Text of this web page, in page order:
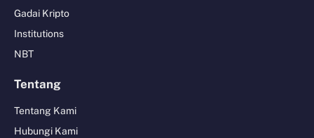
Gadai Kripto
Institutions
NBT
Tentang
Tentang Kami
Hubungi Kami